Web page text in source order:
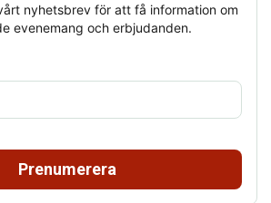
nyhetsbrev för att få information om
evenemang och erbjudanden.
Prenumerera